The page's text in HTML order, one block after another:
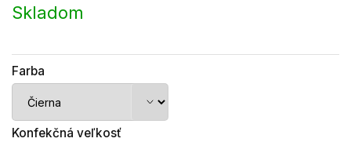
cena:
Skladom
Farba
Konfekčná veľkosť